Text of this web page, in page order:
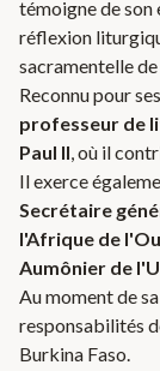
témoigne de son
réflexion
sacramentelle
Reconnu pour
professeur de
Paul II, où il
Il exerce
Secrétaire
l'Afrique de
Aumônier de
Au moment de
responsabilités
Burkina Faso.